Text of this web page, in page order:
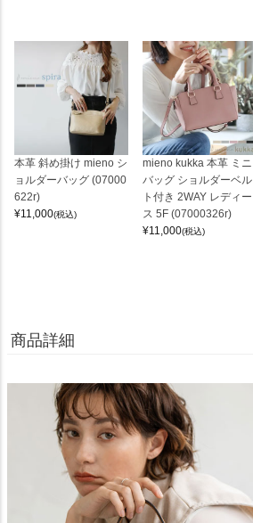
本革 斜め掛け mieno シ
ョルダーバッグ (07000
622r)
¥11,000(税込)
mieno kukka 本革 ミニ
バッグ ショルダーベル
ト付き 2WAY レディー
ス 5F (07000326r)
¥11,000(税込)
商品詳細